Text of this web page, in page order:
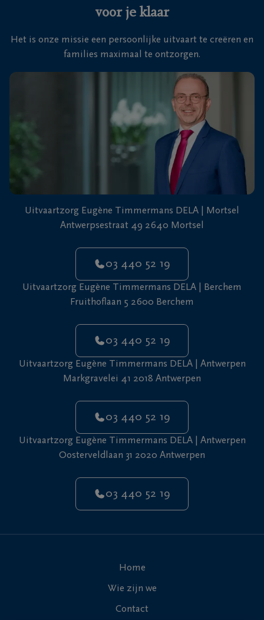
440
voor je klaar
Het is onze missie een persoonlijke uitvaart te creëren en
families maximaal te ontzorgen.
Uitvaartzorg Eugène Timmermans DELA | Mortsel
Antwerpsestraat 49 2640 Mortsel
03 440 52 19
Uitvaartzorg Eugène Timmermans DELA | Berchem
Fruithoflaan 5 2600 Berchem
03 440 52 19
Uitvaartzorg Eugène Timmermans DELA | Antwerpen
Markgravelei 41 2018 Antwerpen
03 440 52 19
Uitvaartzorg Eugène Timmermans DELA | Antwerpen
Oosterveldlaan 31 2020 Antwerpen
03 440 52 19
Home
Wie zijn we
Contact